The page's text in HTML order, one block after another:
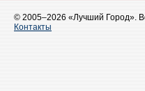
© 2005–2026 «Лучший Город».
Контакты